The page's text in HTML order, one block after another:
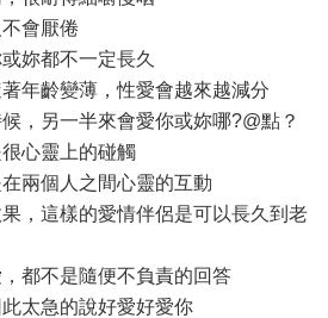
會厭倦
妳都不一定長久
年齡變薄，性愛會越來越減分
，另一半來會愛你或妳哪?@點？
心靈上的碰觸
兩個人之間心靈的互動
，這樣的愛情伴侶是可以長久到老
都不是隨便不負責的回答
太急的說好愛好愛你